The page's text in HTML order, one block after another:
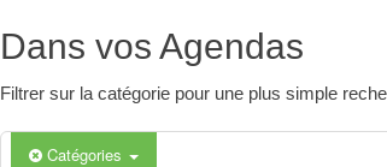
Dans vos Agendas
Filtrer sur la catégorie pour une plus simple
Catégories
6h00